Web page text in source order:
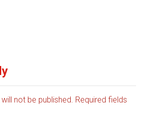
not be published. Required fields